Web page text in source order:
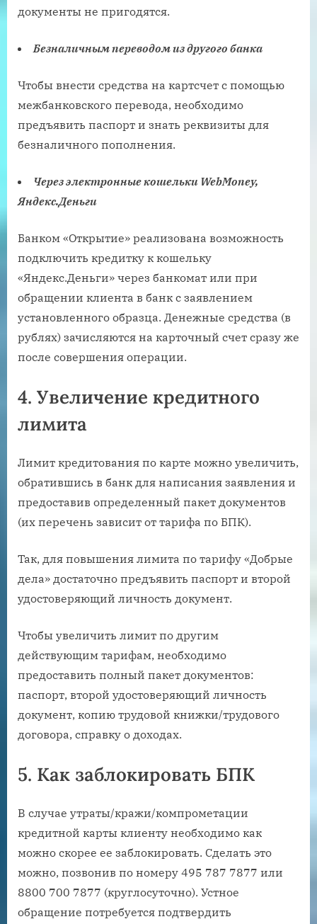
документы не пригодятся.
Безналичным переводом из другого банка
Чтобы внести средства на картсчет с помощью
межбанковского перевода, необходимо
предъявить паспорт и знать реквизиты для
безналичного пополнения.
Через электронные кошельки WebMoney,
Яндекс.Деньги
Банком «Открытие» реализована возможность
подключить кредитку к кошельку
«Яндекс.Деньги» через банкомат или при
обращении клиента в банк с заявлением
установленного образца. Денежные средства (в
рублях) зачисляются на карточный счет сразу же
после совершения операции.
4. Увеличение кредитного
лимита
Лимит кредитования по карте можно увеличить,
обратившись в банк для написания заявления и
предоставив определенный пакет документов
(их перечень зависит от тарифа по БПК).
Так, для повышения лимита по тарифу «Добрые
дела» достаточно предъявить паспорт и второй
удостоверяющий личность документ.
Чтобы увеличить лимит по другим
действующим тарифам, необходимо
предоставить полный пакет документов:
паспорт, второй удостоверяющий личность
документ, копию трудовой книжки/трудового
договора, справку о доходах.
5. Как заблокировать БПК
В случае утраты/кражи/компрометации
кредитной карты клиенту необходимо как
можно скорее ее заблокировать. Сделать это
можно, позвонив по номеру 495 787 7877 или
8800 700 7877 (круглосуточно). Устное
обращение потребуется подтвердить